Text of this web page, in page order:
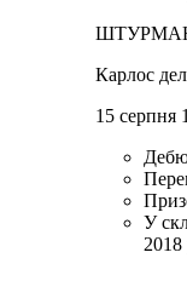
Карлос
15 серпня
У
2018